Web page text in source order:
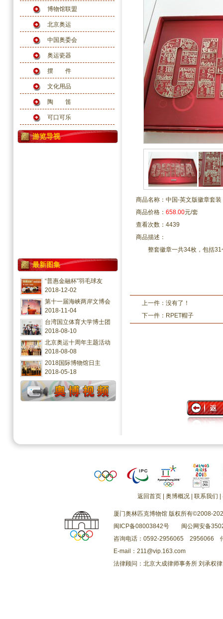
博物馆联盟
北京奥运
中国奥委会
奥运瓷器
摆 件
文化用品
陶 笛
可口可乐
游览导视
最新图集
“普惠金融杯”羽毛球友
2018-12-02
第十一届海峡两岸文博会
2018-11-04
台湾国立体育大学博士团
2018-08-10
北京奥运十周年主题活动
2018-08-08
2018国际博物馆日主
2018-05-18
商品名称：中国-英文版徽章套装
商品价格：658.00元/套
查看次数：4439
商品描述：
整套徽章一共34枚，包括31
上一件：没有了！
下一件： RPET帽子
返回首页 |奥博概况 |联系我们 |
厦门奥林匹克博物馆 版权所有©2008-
闽ICP备08003842号
闽公网安备
咨询电话：0592-2956065 2956066
E-mail：211@vip.163.com
法律顾问：北京大成律师事务所 刘承权